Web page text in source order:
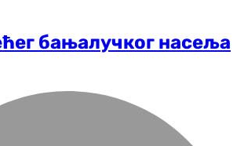
бањалучког насеља